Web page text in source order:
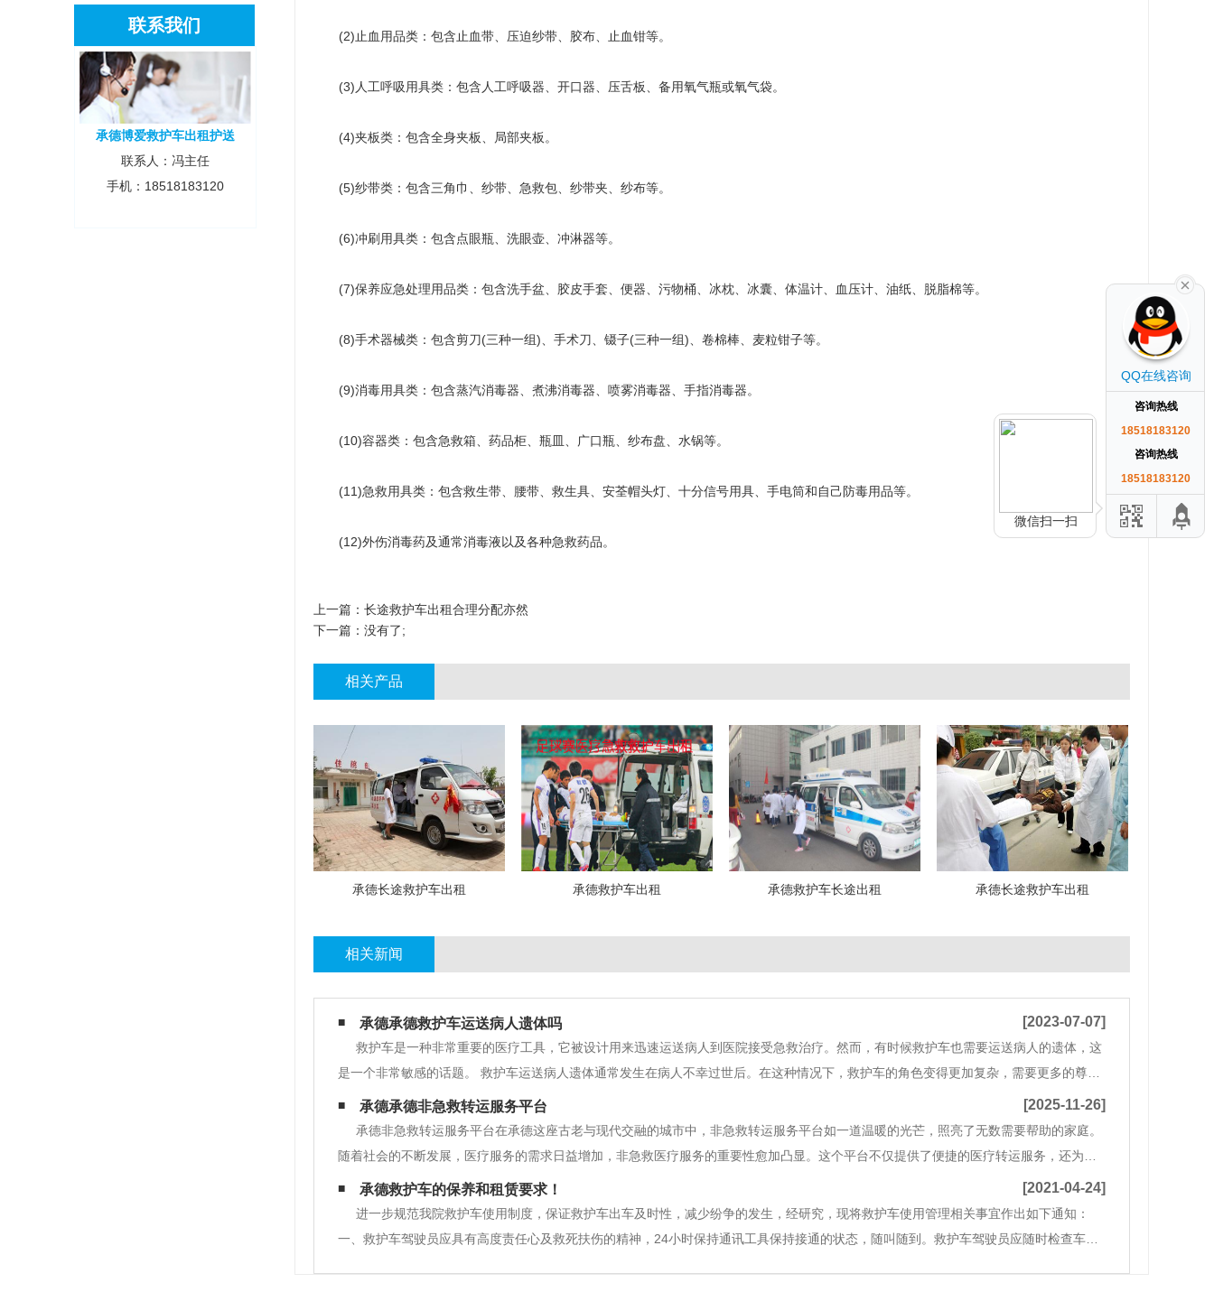
联系我们
承德博爱救护车出租护送
联系人：冯主任
手机：18518183120
(2)止血用品类：包含止血带、压迫纱带、胶布、止血钳等。
(3)人工呼吸用具类：包含人工呼吸器、开口器、压舌板、备用氧气瓶或氧气袋。
(4)夹板类：包含全身夹板、局部夹板。
(5)纱带类：包含三角巾、纱带、急救包、纱带夹、纱布等。
(6)冲刷用具类：包含点眼瓶、洗眼壶、冲淋器等。
(7)保养应急处理用品类：包含洗手盆、胶皮手套、便器、污物桶、冰枕、冰囊、体温计、血压计、油纸、脱脂棉等。
(8)手术器械类：包含剪刀(三种一组)、手术刀、镊子(三种一组)、卷棉棒、麦粒钳子等。
(9)消毒用具类：包含蒸汽消毒器、煮沸消毒器、喷雾消毒器、手指消毒器。
(10)容器类：包含急救箱、药品柜、瓶皿、广口瓶、纱布盘、水锅等。
(11)急救用具类：包含救生带、腰带、救生具、安荃帽头灯、十分信号用具、手电筒和自己防毒用品等。
(12)外伤消毒药及通常消毒液以及各种急救药品。
上一篇： 长途救护车出租合理分配亦然
下一篇：没有了;
相关产品
承德长途救护车出租 承德救护车出租 承德救护车长途出租 承德长途救护车出租
相关新闻
承德承德救护车运送病人遗体吗 [2023-07-07]
救护车是一种非常重要的医疗工具，它被设计用来迅速运送病人到医院接受急救治疗。然而，有时候救护车也需要运送病人的遗体，这
是一个非常敏感的话题。 救护车运送病人遗体通常发生在病人不幸过世后。在这种情况下，救护车的角色变得更加复杂，需要更多的尊重
和谨慎。这是因为运送遗体需要遵循一系列的法律和伦理规定，以确保尊重逝者和他们的家人。 首先，救护车必须确保遗体在运送过程中
得到适当的处理和保护。这意味着遗体必须
承德承德非急救转运服务平台 [2025-11-26]
承德非急救转运服务平台在承德这座古老与现代交融的城市中，非急救转运服务平台如一道温暖的光芒，照亮了无数需要帮助的家庭。
随着社会的不断发展，医疗服务的需求日益增加，非急救医疗服务的重要性愈加凸显。这个平台不仅提供了便捷的医疗转运服务，还为每
一位需要的人提供了人性化的关怀。非急救转运服务平台的宗旨是为了确保每一位患者在非急救情况下，能够安全、舒适地从一个医疗机
构转运到另一个机构。无论是需要进行定期复查
承德救护车的保养和租赁要求！ [2021-04-24]
进一步规范我院救护车使用制度，保证救护车出车及时性，减少纷争的发生，经研究，现将救护车使用管理相关事宜作出如下通知：
一、救护车驾驶员应具有高度责任心及救死扶伤的精神，24小时保持通讯工具保持接通的状态，随叫随到。救护车驾驶员应随时检查车内
QQ在线咨询
咨询热线
18518183120
咨询热线
18518183120
微信扫一扫